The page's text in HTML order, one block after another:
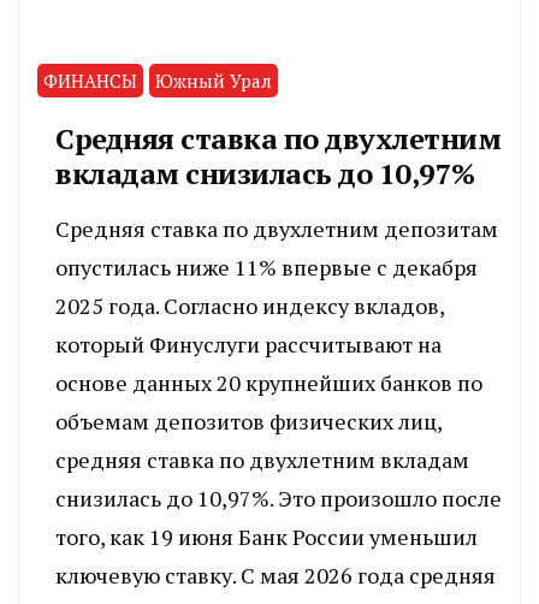
ФИНАНСЫ Южный Урал
Средняя ставка по двухлетним
вкладам снизилась до 10,97%
Средняя ставка по двухлетним депозитам
опустилась ниже 11% впервые с декабря
2025 года. Согласно индексу вкладов,
который Финуслуги рассчитывают на
основе данных 20 крупнейших банков по
объемам депозитов физических лиц,
средняя ставка по двухлетним вкладам
снизилась до 10,97%. Это произошло после
того, как 19 июня Банк России уменьшил
ключевую ставку. С мая 2026 года средняя